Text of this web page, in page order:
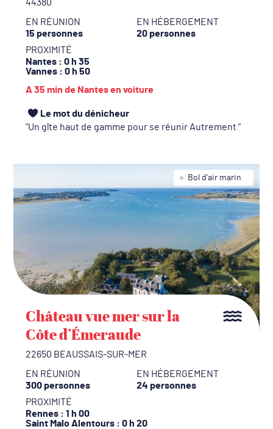
44380
EN RÉUNION
15 personnes
EN HÉBERGEMENT
20 personnes
PROXIMITÉ
Nantes : 0 h 35
Vannes : 0 h 50
A 35 min de Nantes en voiture
Le mot du dénicheur
Un gîte haut de gamme pour se réunir Autrement
Bol d'air marin
Château vue mer sur la
Côte d’Émeraude
22650 BEAUSSAIS-SUR-MER
EN RÉUNION
300 personnes
EN HÉBERGEMENT
24 personnes
PROXIMITÉ
Rennes : 1 h 00
Saint Malo Alentours : 0 h 20